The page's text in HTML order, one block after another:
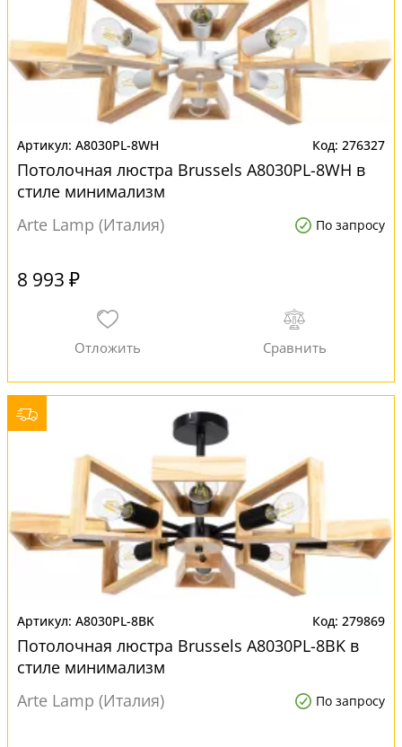
A8030PL-8WH 276327
Потолочная люстра Brussels A8030PL-8WH в
стиле минимализм
Arte Lamp (Италия)
По запросу
8 993 ₽
A8030PL-8BK 279869
Потолочная люстра Brussels A8030PL-8BK в
стиле минимализм
Arte Lamp (Италия)
По запросу